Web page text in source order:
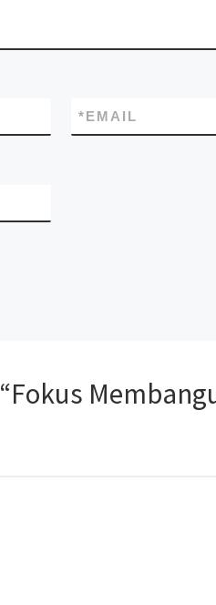
EMAIL
*